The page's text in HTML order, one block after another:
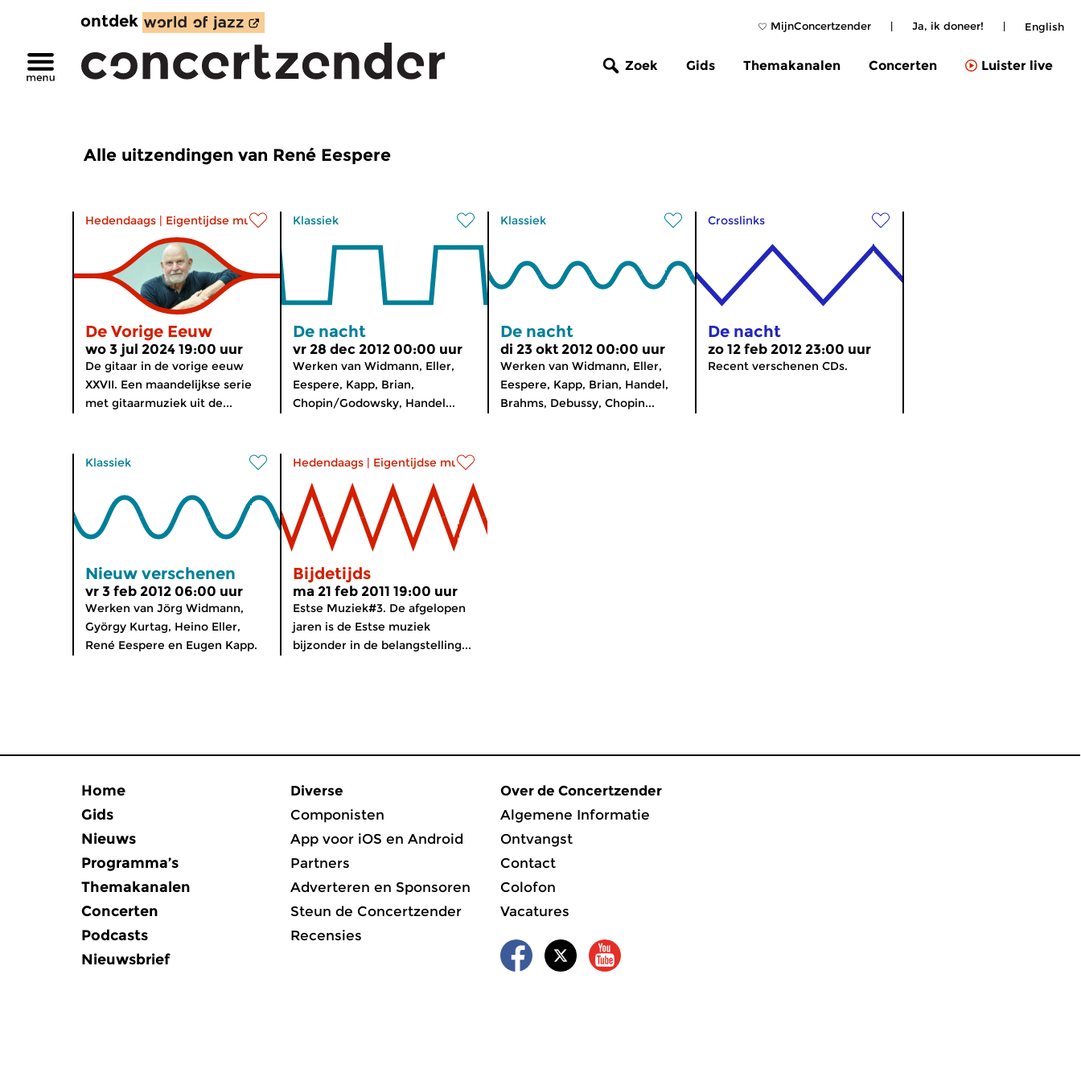
MijnConcertzender | Ja, ik doneer! | English
ontdek
Zoek Gids Themakanalen Concerten Luister live
Alle uitzendingen van René Eespere
Hedendaags | Eigentijdse muziek
De Vorige Eeuw
wo 3 jul 2024 19:00 uur
De gitaar in de vorige eeuw
XXVII. Een maandelijkse serie
met gitaarmuziek uit de...
Klassiek
De nacht
vr 28 dec 2012 00:00 uur
Werken van Widmann, Eller,
Eespere, Kapp, Brian,
Chopin/Godowsky, Handel...
Klassiek
De nacht
di 23 okt 2012 00:00 uur
Werken van Widmann, Eller,
Eespere, Kapp, Brian, Handel,
Brahms, Debussy, Chopin...
Crosslinks
De nacht
zo 12 feb 2012 23:00 uur
Recent verschenen CDs.
Klassiek
Nieuw verschenen
vr 3 feb 2012 06:00 uur
Werken van Jörg Widmann,
György Kurtag, Heino Eller,
René Eespere en Eugen Kapp.
Hedendaags | Eigentijdse muziek
Bijdetijds
ma 21 feb 2011 19:00 uur
Estse Muziek#3. De afgelopen
jaren is de Estse muziek
bijzonder in de belangstelling...
Home
Gids
Nieuws
Programma’s
Themakanalen
Concerten
Podcasts
Nieuwsbrief
Diverse
Componisten
App voor iOS en Android
Partners
Adverteren en Sponsoren
Steun de Concertzender
Recensies
Over de Concertzender
Algemene Informatie
Ontvangst
Contact
Colofon
Vacatures